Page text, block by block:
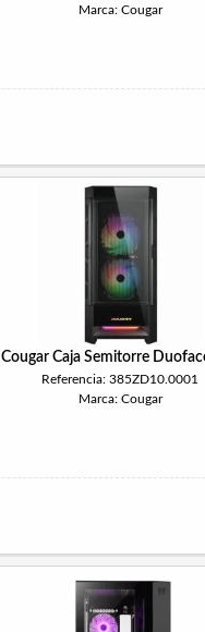
Marca: Cougar
Cougar Caja Semitorre
Referencia: 385ZD10.0001
Marca: Cougar